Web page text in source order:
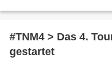
#TNM4 > Das 4.
gestartet